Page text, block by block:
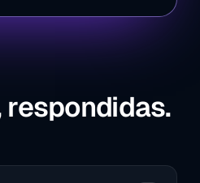
respondidas.